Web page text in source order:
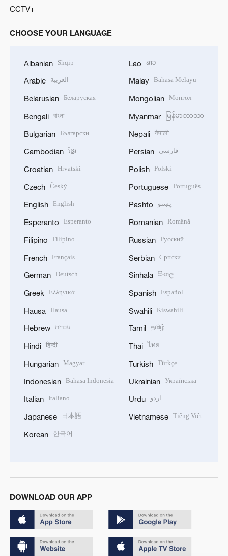
CCTV+
CHOOSE YOUR LANGUAGE
Albanian Shqip
Arabic العربية
Belarusian Беларуская
Bengali বাংলা
Bulgarian Български
Cambodian ខ្មែរ
Croatian Hrvatski
Czech Český
English English
Esperanto Esperanto
Filipino Filipino
French Français
German Deutsch
Greek Ελληνικά
Hausa Hausa
Hebrew עברית
Hindi हिन्दी
Hungarian Magyar
Indonesian Bahasa Indonesia
Italian Italiano
Japanese 日本語
Korean 한국어
Lao ລາວ
Malay Bahasa Melayu
Mongolian Монгол
Myanmar မြန်မာဘာသာ
Nepali नेपाली
Persian فارسی
Polish Polski
Portuguese Português
Pashto پښتو
Romanian Română
Russian Русский
Serbian Српски
Sinhala සිංහල
Spanish Español
Swahili Kiswahili
Tamil தமிழ்
Thai ไทย
Turkish Türkçe
Ukrainian Українська
Urdu اردو
Vietnamese Tiếng Việt
DOWNLOAD OUR APP